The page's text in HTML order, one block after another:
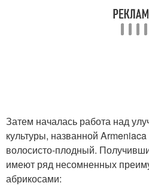
Затем началась работа над
культуры, названной
волосисто-плодный.
имеют ряд несомненных
абрикосами: